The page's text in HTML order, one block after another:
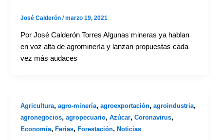
José Calderón /marzo 19, 2021
Por José Calderón Torres Algunas mineras ya hablan
en voz alta de agrominería y lanzan propuestas cada
vez más audaces
Agricultura, agro-minería, agroexportación, agroindustria,
agronegocios, agropecuario, Azúcar, Coronavirus,
Economía, Ferias, Forestación, Noticias